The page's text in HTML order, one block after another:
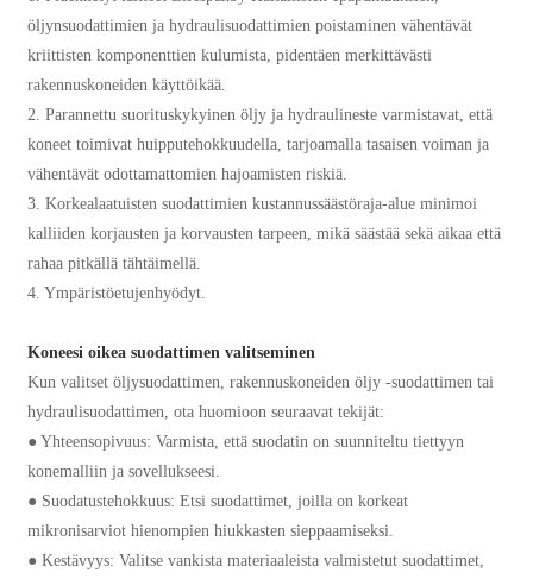
öljynsuodattimien ja hydraulisuodattimien poistaminen vähentävät
kriittisten komponenttien kulumista, pidentäen merkittävästi
rakennuskoneiden käyttöikää.
2. Parannettu suorituskykyinen öljy ja hydraulineste varmistavat, että
koneet toimivat huipputehokkuudella, tarjoamalla tasaisen voiman ja
vähentävät odottamattomien hajoamisten riskiä.
3. Korkealaatuisten suodattimien kustannussäästöraja-alue minimoi
kalliiden korjausten ja korvausten tarpeen, mikä säästää sekä aikaa että
rahaa pitkällä tähtäimellä.
4. Ympäristöetujenhyödyt.
Koneesi oikea suodattimen valitseminen
Kun valitset öljysuodattimen, rakennuskoneiden öljy -suodattimen tai
hydraulisuodattimen, ota huomioon seuraavat tekijät:
● Yhteensopivuus: Varmista, että suodatin on suunniteltu tiettyyn
konemalliin ja sovellukseesi.
● Suodatustehokkuus: Etsi suodattimet, joilla on korkeat
mikronisarviot hienompien hiukkasten sieppaamiseksi.
● Kestävyys: Valitse vankista materiaaleista valmistetut suodattimet,